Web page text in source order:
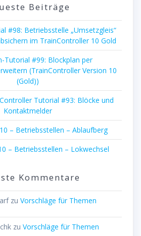
Beiträge
#98: Betriebsstelle „Umsetzgleis“
im TrainController 10 Gold
Tutorial #99: Blockplan per
(TrainController Version 10
(Gold))
Tutorial #93: Blöcke und
Kontaktmelder
– Betriebsstellen – Ablaufberg
– Betriebsstellen – Lokwechsel
Kommentare
zu Vorschläge für Themen
zu Vorschläge für Themen